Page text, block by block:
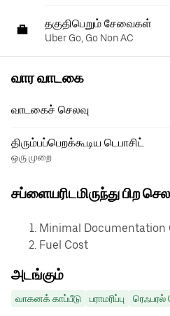
தகுதிபெறும் சேவைகள்
Uber Go, Go Non AC
வார வாடகை
வாடகைச் செலவு
திரும்பப்பெறக்கூடிய டெபாசிட்
ஒரு முறை
சப்ளையரிடமிருந்து பிற
Minimal Documentation
Fuel Cost
அடங்கும்
வாகனக் காப்பீடு பராமரிப்பு